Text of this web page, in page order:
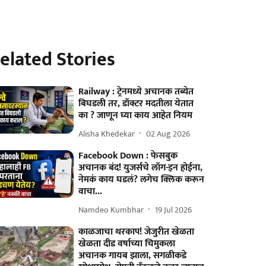
Stories
Railway : ट्रेनमध्ये अचानक तब्येत
बिघडली तर, डॉक्टर मदतीला येतात
का ? जाणून घ्या काय आहेत नियम
Alisha Khedekar 02 Aug 2026
Facebook Down : फेसबुक
अचानक बंद! युजर्सचे लॉग-इन होईना,
नेमकं काय घडलं? लगेच क्लिक करून
वाचा...
Namdeo Kumbhar 19 Jul 2026
काळजाचा थरकाप! जेजुरीत खेळता
खेळता दीड वर्षाच्या चिमुकला
अचानक गायब झाला, सगळीकडे